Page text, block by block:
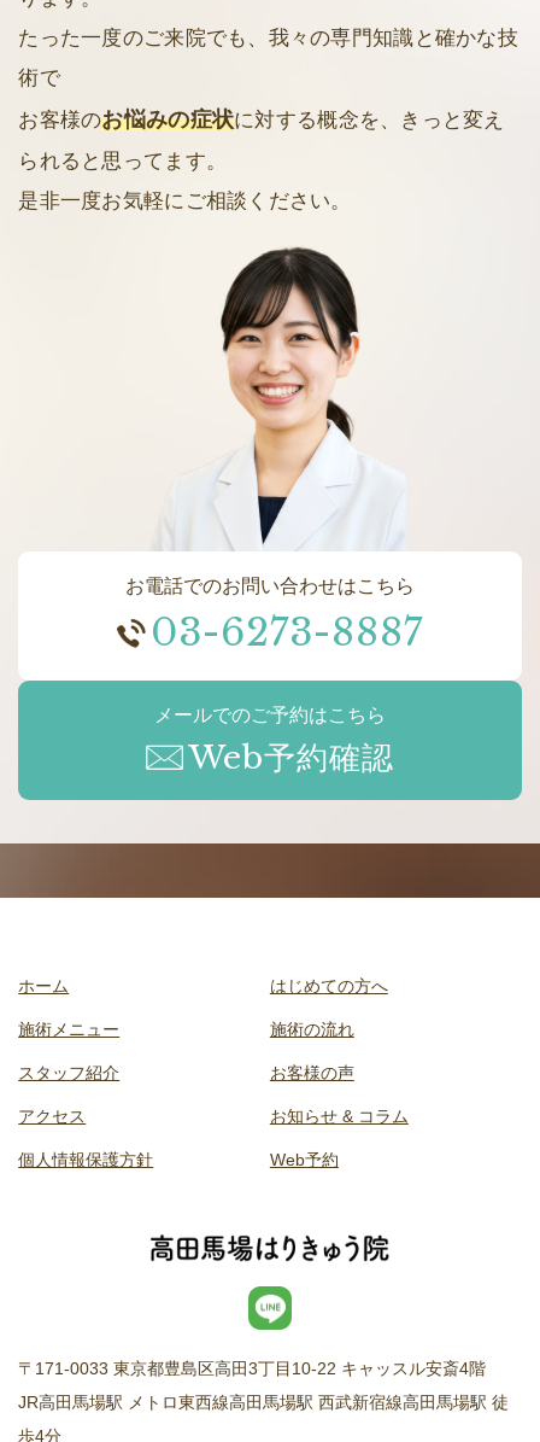
たった一度のご来院でも、我々の専門知識と確かな技
術で
お客様のお悩みの症状に対する概念を、きっと変え
られると思ってます。
是非一度お気軽にご相談ください。
お電話でのお問い合わせはこちら
03-6273-8887
メールでのご予約はこちら
Web予約確認
〒171-0033 東京都豊島区高田3丁目10-22 キャッスル安斎4階
JR高田馬場駅 メトロ東西線高田馬場駅 西武新宿線高田馬場駅 徒
歩4分
ホーム はじめての方へ
施術メニュー 施術の流れ
スタッフ紹介 お客様の声
アクセス お知らせ & コラム
個人情報保護方針 Web予約